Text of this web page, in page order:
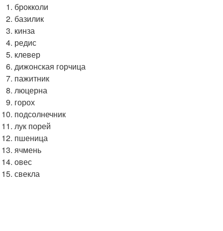
брокколи
базилик
кинза
редис
клевер
дижонская горчица
пажитник
люцерна
горох
подсолнечник
лук порей
пшеница
ячмень
овес
свекла